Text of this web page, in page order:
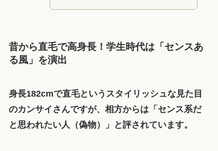
昔から直毛で高身長！学生時代は「センスあ
る風」を演出
身長182cmで直毛というスタイリッシュな見た目
のカンサイさんですが、相方からは「センス系だ
と思われたい人（偽物）」と評されています。